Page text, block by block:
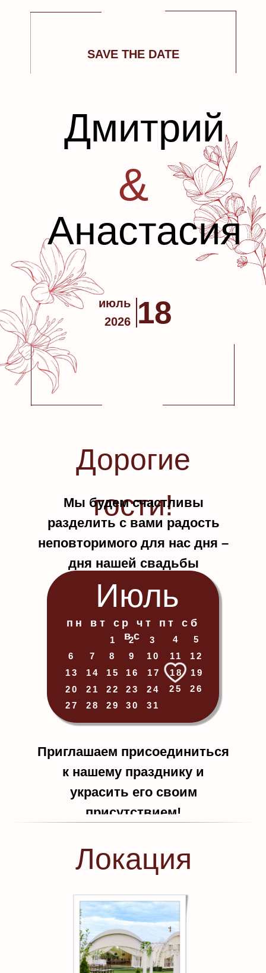
SAVE THE DATE
июль
2026
18
Дмитрий
Анастасия
&
Дорогие
гости!
Мы будем счастливы
разделить с вами радость
неповторимого для нас дня –
дня нашей свадьбы
Приглашаем присоединиться
к нашему празднику и
украсить его своим
присутствием!
Июль
19
24
пн вт ср чт пт сб
вс
30 31
28 29
3
23 25
26
27
21 22
16 17
18
20
13 14 15
2 4
5
6
7 9 10 11 12
1
8
Локация